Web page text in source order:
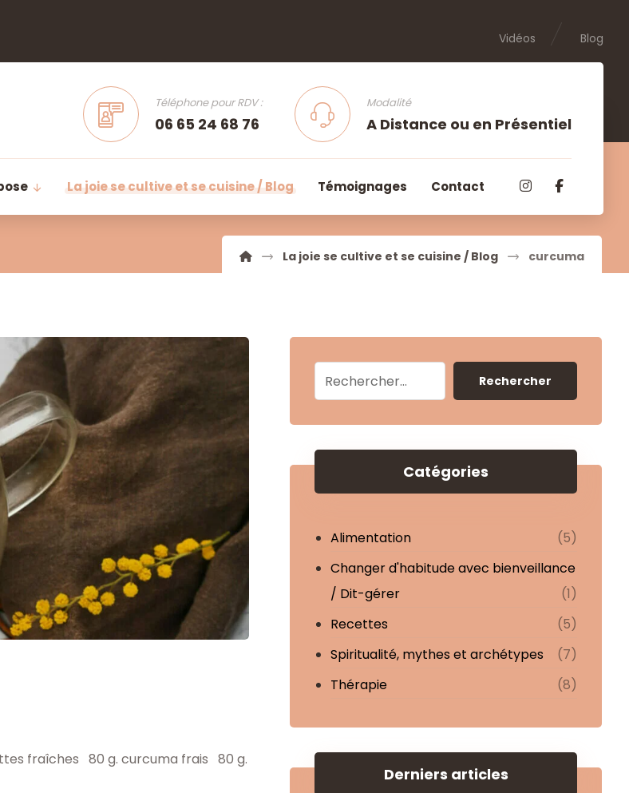
Blog
Vidéos
Modalité
A Distance ou en Présentiel
Téléphone pour RDV :
06 65 24 68 76
La joie se cultive et se cuisine / Blog Témoignages Contact
La joie se cultive et se cuisine / Blog curcuma
fraîches 80 g. curcuma frais 80 g.
Rechercher
Catégories
Alimentation
(5)
Changer d'habitude avec bienveillance
/ Dit-gérer
(1)
Recettes
(5)
Spiritualité, mythes et archétypes
(7)
Thérapie
(8)
Derniers articles